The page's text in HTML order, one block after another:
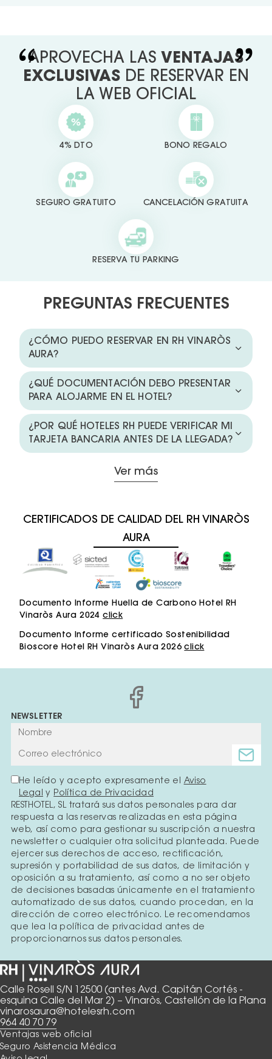
APROVECHA LAS VENTAJAS
EXCLUSIVAS DE RESERVAR EN
LA WEB OFICIAL
4% DTO BONO REGALO
SEGURO GRATUITO CANCELACIÓN GRATUITA
RESERVA TU PARKING
PREGUNTAS FRECUENTES
¿CÓMO PUEDO RESERVAR EN RH VINARÒS
AURA?
¿QUÉ DOCUMENTACIÓN DEBO PRESENTAR
PARA ALOJARME EN EL HOTEL?
¿POR QUÉ HOTELES RH PUEDE VERIFICAR MI
TARJETA BANCARIA ANTES DE LA LLEGADA?
Ver más
CERTIFICADOS DE CALIDAD DEL RH VINARÒS
AURA
Documento Informe Huella de Carbono Hotel RH
Vinaròs Aura 2024click
Documento Informe certificado Sostenibilidad
Bioscore Hotel RH Vinaròs Aura 2026click
Calle Rosell S/N 12500 (antes Avd. Capitán Cortés -
esquina Calle del Mar 2) – Vinaròs, Castellón de la Plana
vinarosaura@hotelesrh.com
964 40 70 79
NEWSLETTER
He leído y acepto expresamente el Aviso
Legal y Política de Privacidad
RESTHOTEL, SL tratará sus datos personales para dar
respuesta a las reservas realizadas en esta página
web, así como para gestionar su suscripción a nuestra
newsletter o cualquier otra solicitud planteada. Puede
ejercer sus derechos de acceso, rectificación,
supresión y portabilidad de sus datos, de limitación y
oposición a su tratamiento, así como a no ser objeto
de decisiones basadas únicamente en el tratamiento
automatizado de sus datos, cuando procedan, en la
dirección de correo electrónico. Le recomendamos
que lea la política de privacidad antes de
proporcionarnos sus datos personales.
Ventajas web oficial
Seguro Asistencia Médica